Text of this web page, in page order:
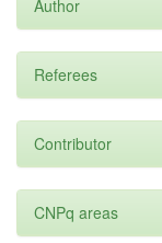
Author
Referees
Contributor
CNPq areas